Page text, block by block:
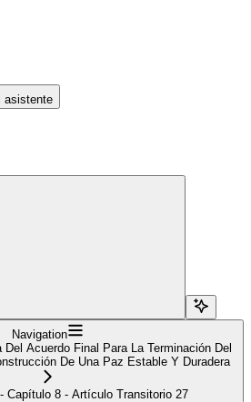
asistente
Navigation
Acuerdo Final Para La Terminación Del
De Una Paz Estable Y Duradera
Capítulo 8 - Artículo Transitorio 27